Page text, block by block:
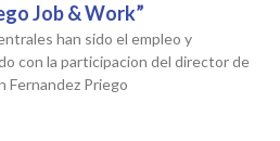
Job & Work”
han sido el empleo y
con la participacion del director de
Fernandez Priego